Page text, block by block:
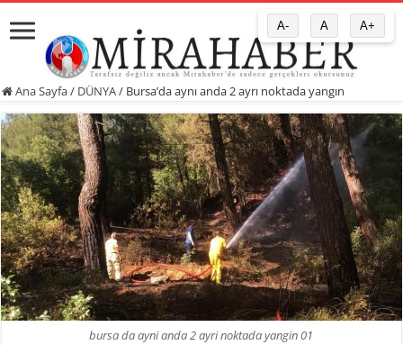
Ana Sayfa/ DÜNYA/ Bursa’da aynı anda 2 ayrı noktada yangın
bursa da ayni anda 2 ayri noktada yangin 01
A- A A+